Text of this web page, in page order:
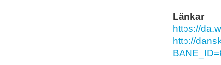
Länkar
https://
http://